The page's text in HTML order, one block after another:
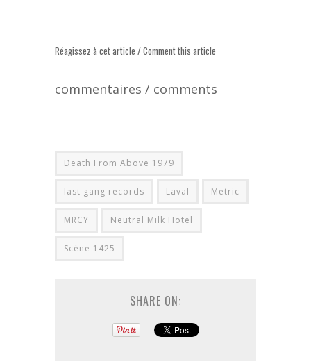
Réagissez à cet article / Comment this article
commentaires / comments
Death From Above 1979
last gang records Laval Metric
MRCY Neutral Milk Hotel
Scène 1425
SHARE ON: